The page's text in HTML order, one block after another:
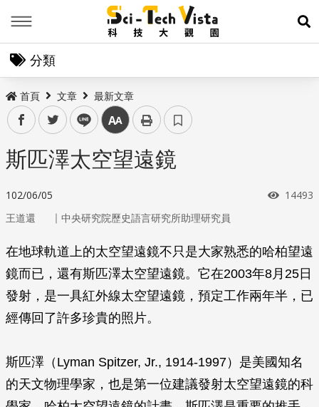
展
分類
首頁 文章 最新文章
facebooktwitter line 中
斯匹澤太空望遠鏡
102/06/05 瀏覽次
14493
王道還 ｜ 中央研究院歷史語言研究所助理研究員
在地球軌道上的太空望遠鏡不只是大家熟悉的哈柏望遠
鏡而已，還有斯匹澤太空望遠鏡。它在2003年8月25日
發射，是一具紅外線太空望遠鏡，預定工作兩年半，已
經傳回了許多珍貴的照片。
斯匹澤（Lyman Spitzer, Jr., 1914-1997）是美國知名
的天文物理學家，也是第一位建議發射太空望遠鏡的科